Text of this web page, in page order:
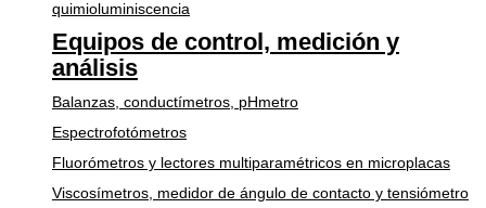
quimioluminiscencia
Equipos de control, medición y
análisis
Balanzas, conductímetros, pHmetro
Espectrofotómetros
Fluorómetros y lectores multiparamétricos en microplacas
Viscosímetros, medidor de ángulo de contacto y tensiómetro